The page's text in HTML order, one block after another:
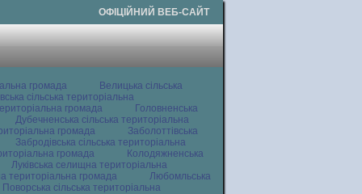
ОФІЦІЙНИЙ ВЕБ-САЙТ
громада
Велицька сільська
сільська територіальна
громада
Головненська
Дубечненська сільська територіальна
громада
Заболоттівська
Забродівська сільська територіальна
громада
Колодяжненська
Луківська селищна територіальна
територіальна громада
Любомльська
Поворська сільська територіальна